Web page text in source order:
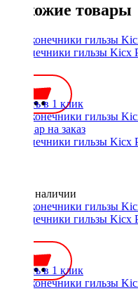
Похожие товары
Наконечники гильзы Kicx
Купить в 1 клик
Наконечники гильзы Kicx
Нет в наличии
Наконечники гильзы Kicx
Купить в 1 клик